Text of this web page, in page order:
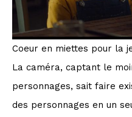
Coeur en miettes pour la
La caméra, captant le
personnages, sait faire
des personnages en un